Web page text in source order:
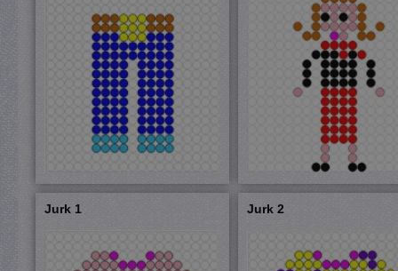
Jurk 1 Jurk 2